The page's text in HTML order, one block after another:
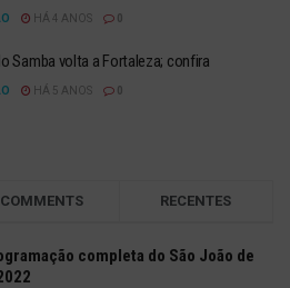
HÁ 4 ANOS
Samba volta a Fortaleza; confira
HÁ 5 ANOS
COMMENTS RECENTES
completa do São João de